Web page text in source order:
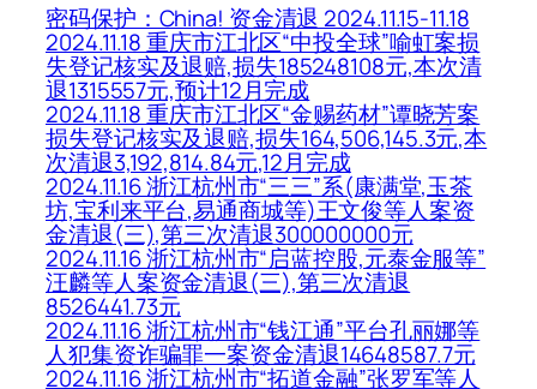
密码保护：China! 资金清退 2024.11.15-11.18
2024.11.18 重庆市江北区“中投全球”喻虹案损
失登记核实及退赔,损失185248108元,本次清
退1315557元,预计12月完成
2024.11.18 重庆市江北区“金赐药材”谭晓芳案
损失登记核实及退赔,损失164,506,145.3元,本
次清退3,192,814.84元,12月完成
2024.11.16 浙江杭州市“三三”系(康满堂,玉茶
坊,宝利来平台,易通商城等)王文俊等人案资
金清退(三),第三次清退300000000元
2024.11.16 浙江杭州市“启蓝控股,元泰金服等”
汪麟等人案资金清退(三),第三次清退
8526441.73元
2024.11.16 浙江杭州市“钱江通”平台孔丽娜等
人犯集资诈骗罪一案资金清退14648587.7元
2024.11.16 浙江杭州市“拓道金融”张罗军等人